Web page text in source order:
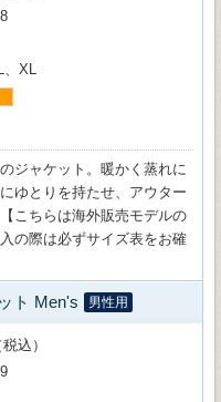
、XL
ジャケット。暖かく蒸れに
ゆとりを持たせ、アウター
こちらは海外販売モデルの
の際は必ずサイズ表をお確
ト Men's 男性用
込）